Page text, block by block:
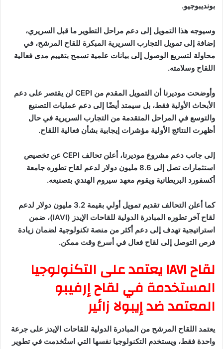
بونديبوجيو.
وسيوجه هذا التمويل إلى دعم مراحل التطوير ما قبل السريري،
إضافة إلى تمويل التجارب السريرية المبكرة للقاح المرشح، في
محاولة لتسريع الوصول إلى بيانات علمية تسمح بتقييم مدى فعالية
اللقاح وسلامته.
وأوضحت موديرنا أن التمويل المقدم من CEPI لن يقتصر على دعم
الأبحاث الأولية فقط، بل سيمتد أيضًا إلى دعم عمليات التصنيع
والتوسع في المراحل المتقدمة من التجارب السريرية في حال
أظهرت النتائج الأولية مؤشرات إيجابية بشأن فعالية اللقاح.
إلى جانب دعم مشروع موديرنا، أعلن تحالف CEPI عن تخصيص
استثمارات تصل إلى 8.6 مليون دولار لدعم لقاح تطوره جامعة
أكسفورد البريطانية ويقوم معهد سيروم الهندي بتصنيعه.
كما أعلن التحالف تقديم تمويل أولي بقيمة 3.2 مليون دولار لدعم
لقاح آخر تطوره المبادرة الدولية للقاحات الإيدز (IAVI)، ضمن
استراتيجية تهدف إلى دعم أكثر من منصة تكنولوجية لضمان زيادة
فرص التوصل إلى لقاح فعال في أسرع وقت ممكن.
لقاح IAVI يعتمد على التكنولوجيا
المستخدمة في لقاح إرفيبو
المعتمد ضد إيبولا زائير
يعتمد اللقاح المرشح من المبادرة الدولية للقاحات الإيدز على جرعة
واحدة فقط، ويستخدم التكنولوجيا نفسها التي استُخدمت في تطوير